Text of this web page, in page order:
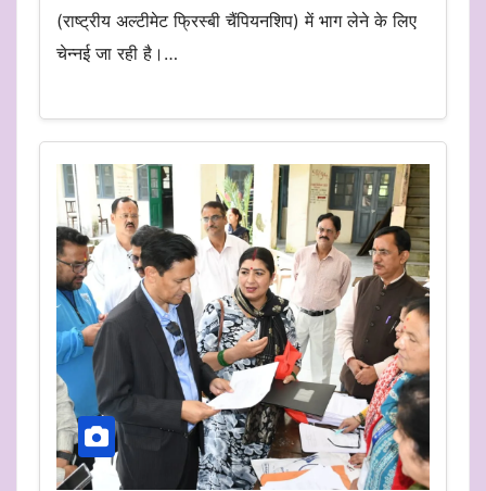
(राष्ट्रीय अल्टीमेट फ्रिस्बी चैंपियनशिप) में भाग लेने के लिए
चेन्नई जा रही है।…